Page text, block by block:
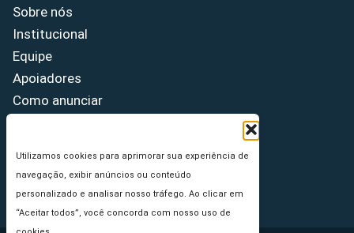
Utilizamos cookies para aprimorar sua experiência de
navegação, exibir anúncios ou conteúdo
personalizado e analisar nosso tráfego. Ao clicar em
“Aceitar todos”, você concorda com nosso uso de
Sobre nós
Institucional
Equipe
Apoiadores
Como anunciar
Princípios Editoriais